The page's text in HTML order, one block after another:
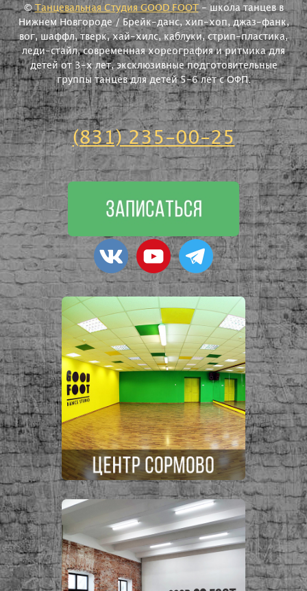
©Танцевальная Студия GOOD FOOT- школа танцев в
Нижнем Новгороде / Брейк-данс, хип-хоп, джаз-фанк,
вог, шаффл, тверк, хай-хилс, каблуки, стрип-пластика,
леди-стайл, современная хореография и ритмика для
детей от 3-х лет, эксклюзивные подготовительные
группы танцев для детей 5-6 лет с ОФП.
(831) 235-00-25